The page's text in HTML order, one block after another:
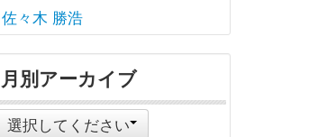
佐々木 勝浩
月別アーカイブ
選択してください